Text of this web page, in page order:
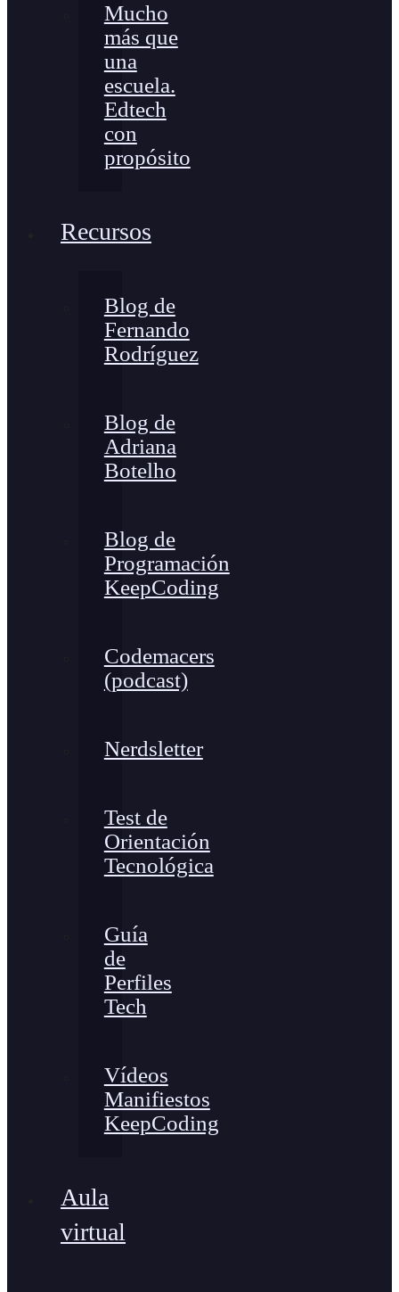
Mucho
más que
una
escuela.
Edtech
con
propósito
Recursos
Blog de
Fernando
Rodríguez
Blog de
Adriana
Botelho
Blog de
Programación
KeepCoding
Codemacers
(podcast)
Nerdsletter
Test de
Orientación
Tecnológica
Guía
de
Perfiles
Tech
Vídeos
Manifiestos
KeepCoding
Aula
virtual